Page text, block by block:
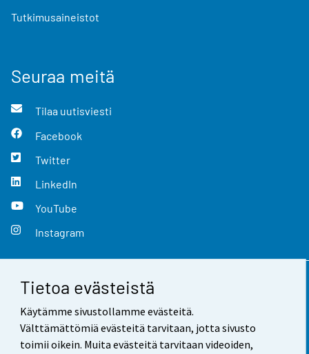
Tietoa evästeistä
Käytämme sivustollamme evästeitä.
Välttämättömiä evästeitä tarvitaan, jotta sivusto
toimii oikein. Muita evästeitä tarvitaan videoiden,
Tutkimusaineistot
Seuraa meitä
Tilaa uutisviesti
Facebook
Twitter
LinkedIn
YouTube
Instagram
Yhteystiedot
Palaute
Käyttöehdot